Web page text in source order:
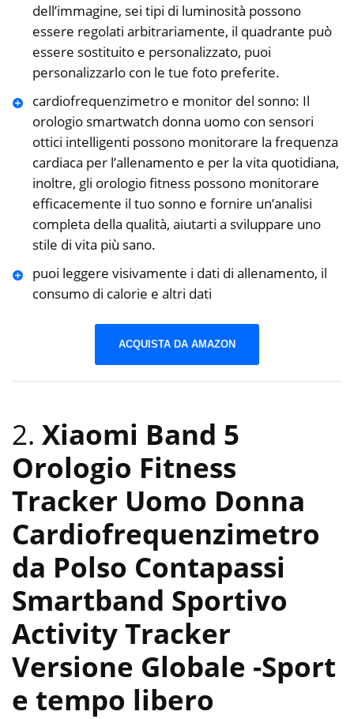
dell’immagine, sei tipi di luminosità possono
essere regolati arbitrariamente, il quadrante può
essere sostituito e personalizzato, puoi
personalizzarlo con le tue foto preferite.
cardiofrequenzimetro e monitor del sonno: Il
orologio smartwatch donna uomo con sensori
ottici intelligenti possono monitorare la frequenza
cardiaca per l’allenamento e per la vita quotidiana,
inoltre, gli orologio fitness possono monitorare
efficacemente il tuo sonno e fornire un’analisi
completa della qualità, aiutarti a sviluppare uno
stile di vita più sano.
puoi leggere visivamente i dati di allenamento, il
consumo di calorie e altri dati
ACQUISTA DA AMAZON
2. Xiaomi Band 5
Orologio Fitness
Tracker Uomo Donna
Cardiofrequenzimetro
da Polso Contapassi
Smartband Sportivo
Activity Tracker
Versione Globale -Sport
e tempo libero